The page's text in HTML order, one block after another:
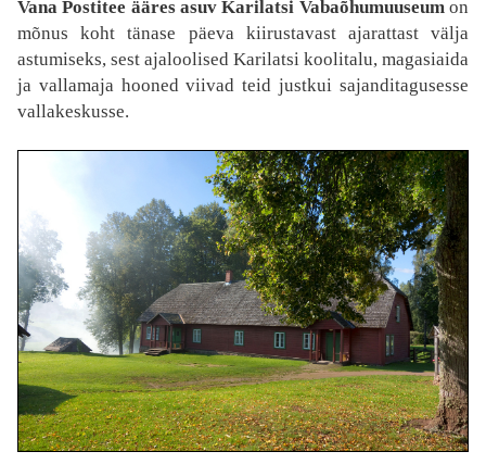
Vana Postitee ääres asuv Karilatsi Vabaõhumuuseum on
mõnus koht tänase päeva kiirustavast ajarattast välja
astumiseks, sest ajaloolised Karilatsi koolitalu, magasiaida
ja vallamaja hooned viivad teid justkui sajanditagusesse
vallakeskusse.